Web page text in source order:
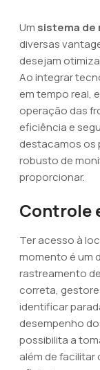
Um sistema
diversas
desejam
Ao integrar
em tempo real,
operação das
eficiência e
destacamos os
robusto de
proporcionar.
Controle
Ter acesso à
momento é um
rastreamento
correta,
identificar
desempenho
possibilita a
além de